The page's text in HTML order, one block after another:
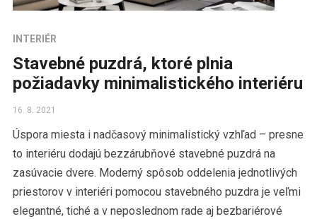
INTERIÉR
Stavebné puzdrá, ktoré plnia
požiadavky minimalistického interiéru
16. 8. 2021
Úspora miesta i nadčasový minimalistický vzhľad – presne
to interiéru dodajú bezzárubňové stavebné puzdrá na
zasúvacie dvere. Moderný spôsob oddelenia jednotlivých
priestorov v interiéri pomocou stavebného puzdra je veľmi
elegantné, tiché a v neposlednom rade aj bezbariérové